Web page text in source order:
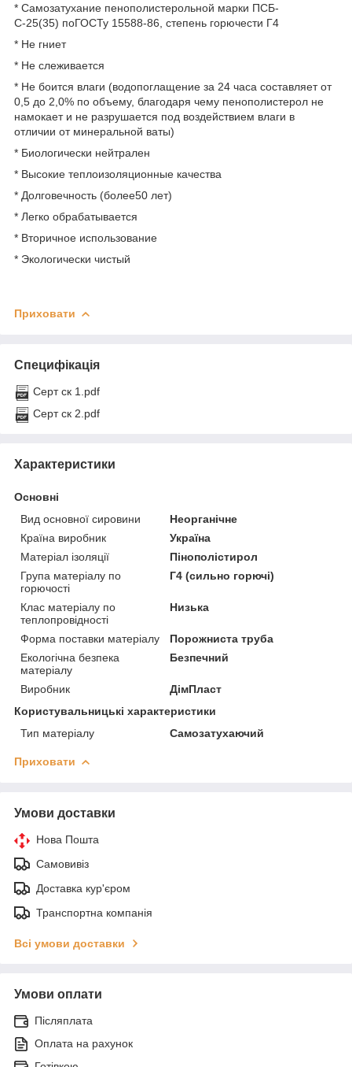
* Самозатухание пенополистерольной марки ПСБ-
С-25(35) поГОСТу 15588-86, степень горючести Г4
* Не гниет
* Не слеживается
* Не боится влаги (водопоглащение за 24 часа составляет от
0,5 до 2,0% по объему, благодаря чему пенополистерол не
намокает и не разрушается под воздействием влаги в
отличии от минеральной ваты)
* Биологически нейтрален
* Высокие теплоизоляционные качества
* Долговечность (более50 лет)
* Легко обрабатывается
* Вторичное использование
* Экологически чистый
Приховати
Специфікація
Серт ск 1.pdf
Серт ск 2.pdf
Характеристики
Основні
Вид основної сировини
Неорганічне
Країна виробник
Україна
Матеріал ізоляції
Пінополістирол
Група матеріалу по
горючості
Г4 (сильно горючі)
Клас матеріалу по
теплопровідності
Низька
Форма поставки матеріалу
Порожниста труба
Екологічна безпека
матеріалу
Безпечний
Виробник
ДімПласт
Користувальницькі характеристики
Тип матеріалу
Самозатухаючий
Приховати
Умови доставки
Нова Пошта
Самовивіз
Доставка кур'єром
Транспортна компанія
Всі умови доставки
Умови оплати
Післяплата
Оплата на рахунок